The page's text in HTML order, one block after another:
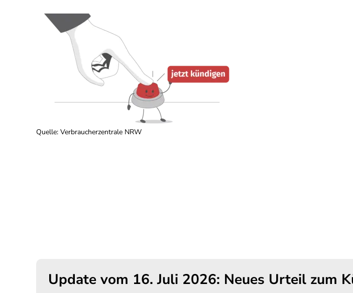
Quelle: Verbraucherzentrale NRW
Update vom 16. Juli 2026: Neues Urteil zum